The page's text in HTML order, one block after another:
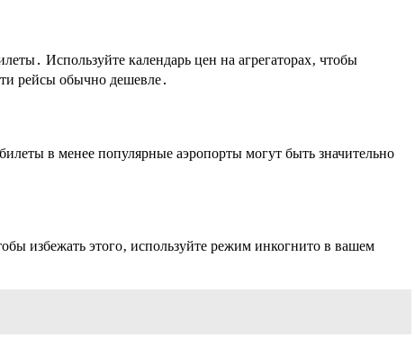
Используйте календарь цен на агрегаторах‚ чтобы
рейсы обычно дешевле․
в менее популярные аэропорты могут быть значительно
избежать этого‚ используйте режим инкогнито в вашем